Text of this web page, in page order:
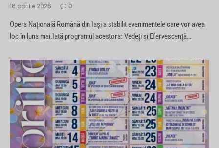
16 aprilie 2026 0
Opera Națională Română din Iași a stabilit evenimentele care vor avea
loc în luna mai.Iată programul acestora: Vedeți și Efervescență…